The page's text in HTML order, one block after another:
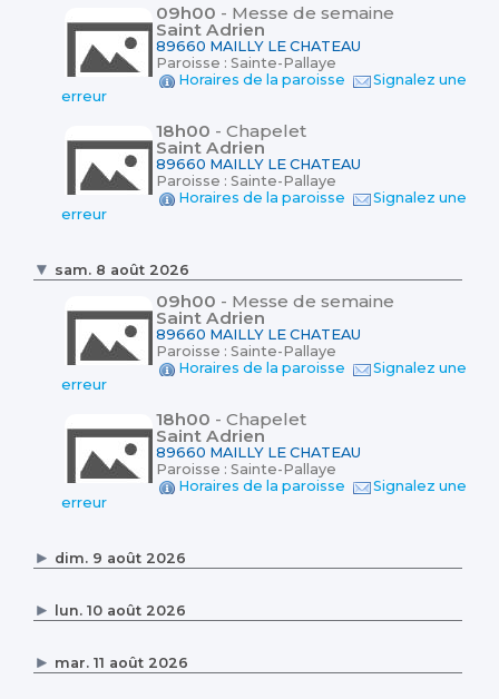
09h00 - Messe de semaine
Saint Adrien
89660 MAILLY LE CHATEAU
Paroisse : Sainte-Pallaye
Horaires de la paroisse
Signalez une
erreur
18h00 - Chapelet
Saint Adrien
89660 MAILLY LE CHATEAU
Paroisse : Sainte-Pallaye
Horaires de la paroisse
Signalez une
erreur
sam. 8 août 2026
09h00 - Messe de semaine
Saint Adrien
89660 MAILLY LE CHATEAU
Paroisse : Sainte-Pallaye
Horaires de la paroisse
Signalez une
erreur
18h00 - Chapelet
Saint Adrien
89660 MAILLY LE CHATEAU
Paroisse : Sainte-Pallaye
Horaires de la paroisse
Signalez une
erreur
dim. 9 août 2026
lun. 10 août 2026
mar. 11 août 2026